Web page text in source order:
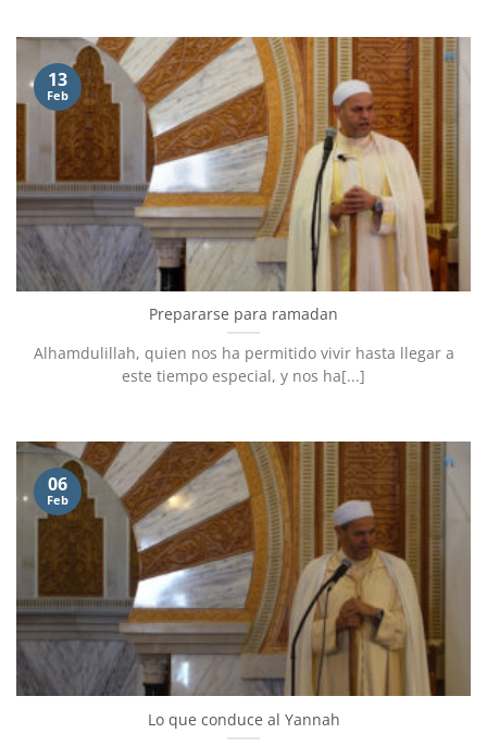
Prepararse para ramadan
Alhamdulillah, quien nos ha permitido vivir hasta llegar a
este tiempo especial, y nos ha[...]
13
Feb
Lo que conduce al Yannah
06
Feb